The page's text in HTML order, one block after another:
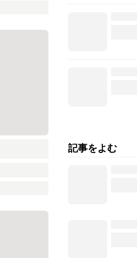
記事をよむ